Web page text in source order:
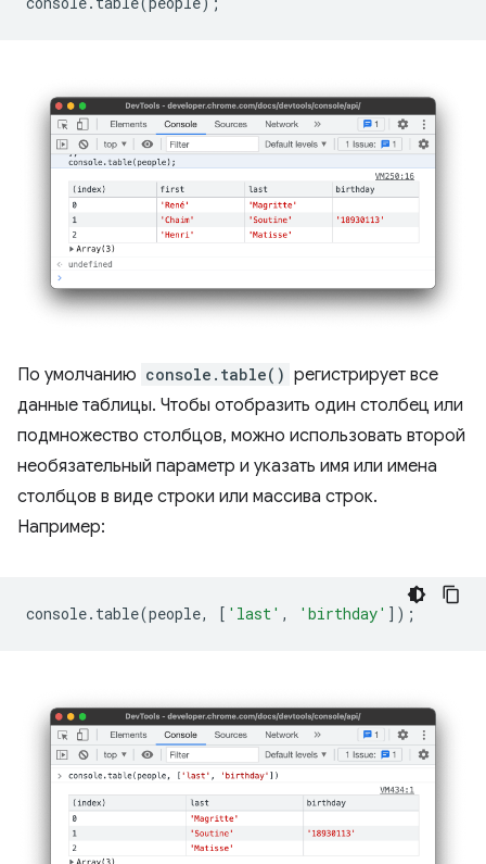
По умолчанию console.table() регистрирует все
данные таблицы. Чтобы отобразить один столбец или
подмножество столбцов, можно использовать второй
необязательный параметр и указать имя или имена
столбцов в виде строки или массива строк.
Например:
console. table(people, [ 'last' , 'birthday' ]);